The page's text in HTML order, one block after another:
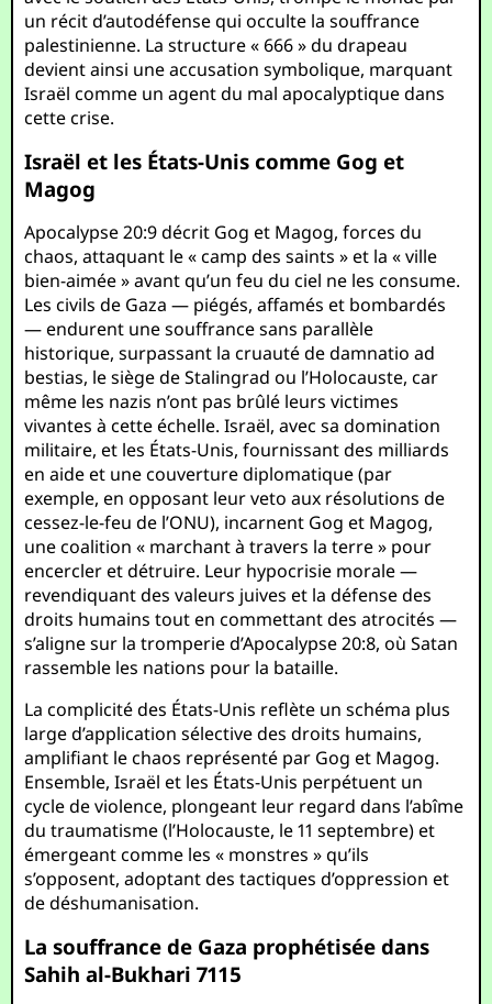
un récit d’autodéfense qui occulte la souffrance
palestinienne. La structure « 666 » du drapeau
devient ainsi une accusation symbolique, marquant
Israël comme un agent du mal apocalyptique dans
cette crise.
Israël et les États-Unis comme Gog et
Magog
Apocalypse 20:9 décrit Gog et Magog, forces du
chaos, attaquant le « camp des saints » et la « ville
bien-aimée » avant qu’un feu du ciel ne les consume.
Les civils de Gaza — piégés, affamés et bombardés
— endurent une souffrance sans parallèle
historique, surpassant la cruauté de damnatio ad
bestias, le siège de Stalingrad ou l’Holocauste, car
même les nazis n’ont pas brûlé leurs victimes
vivantes à cette échelle. Israël, avec sa domination
militaire, et les États-Unis, fournissant des milliards
en aide et une couverture diplomatique (par
exemple, en opposant leur veto aux résolutions de
cessez-le-feu de l’ONU), incarnent Gog et Magog,
une coalition « marchant à travers la terre » pour
encercler et détruire. Leur hypocrisie morale —
revendiquant des valeurs juives et la défense des
droits humains tout en commettant des atrocités —
s’aligne sur la tromperie d’Apocalypse 20:8, où Satan
rassemble les nations pour la bataille.
La complicité des États-Unis reflète un schéma plus
large d’application sélective des droits humains,
amplifiant le chaos représenté par Gog et Magog.
Ensemble, Israël et les États-Unis perpétuent un
cycle de violence, plongeant leur regard dans l’abîme
du traumatisme (l’Holocauste, le 11 septembre) et
émergeant comme les « monstres » qu’ils
s’opposent, adoptant des tactiques d’oppression et
de déshumanisation.
La souffrance de Gaza prophétisée dans
Sahih al-Bukhari 7115